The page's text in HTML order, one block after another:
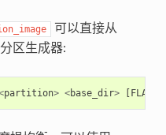
可以直接从
区生成器:
partition> <base_dir> [